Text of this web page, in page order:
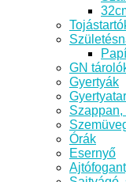
GN
Gyertyák
Órák
Esernyő